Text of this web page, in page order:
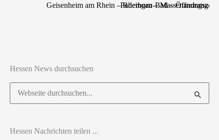
Geisenheim am Rhein – Rheingau-Bad –
Paderborn – Massenandrang
Hessen News durchsuchen
Suchen
nach:
Hessen Nachrichten teilen ...